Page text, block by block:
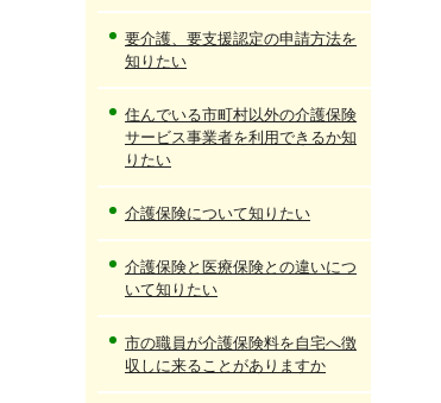
要介護、要支援認定の申請方法を
知りたい
住んでいる市町村以外の介護保険
サービス事業者を利用できるか知
りたい
介護保険について知りたい
介護保険と医療保険との違いにつ
いて知りたい
市の職員が介護保険料を自宅へ徴
収しに来ることがありますか